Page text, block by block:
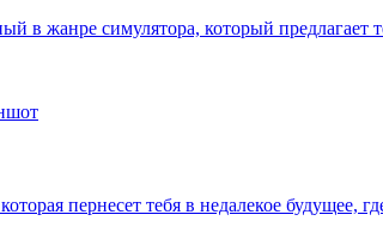
в жанре симулятора, который
пернесет тебя в недалекое будущее,